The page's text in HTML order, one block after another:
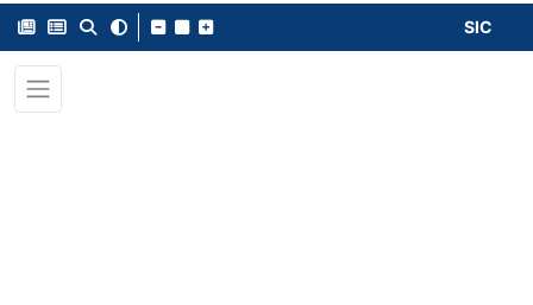
SIC